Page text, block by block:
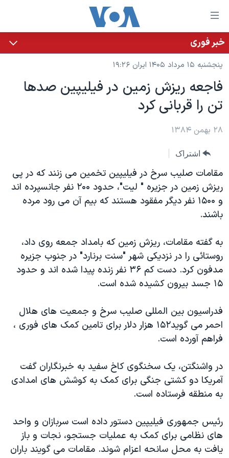
لینکهای
قابل
دسترسی
جهش
محتوای
اصلی
جهش
به
اصلی
جهش
به
جستجو
خانه
نسخه سبک وب‌سایت
موضوع ها
ایران
آمریکا
گزیده‌ها
ویژه برنامه‌ها
فرهنگ و زندگی
حقوق شهروندی
اقتصادی
اسرائیل در جنگ
گالری عکس
برنامه های تلویزیونی
جدول برنامه ها
صفحه‌های ویژه
عملیات خشم حماسی
۲۵۰سالگی آمریکا
مستندها
انتخابات ریاست جمهوری آمریکا ۲۰۲۴
حمله جمهوری اسلامی به اسرائیل
ورزش زنان در ایران
اعتراضات زن، زندگی، آزادی
تریبونال مردمی آبان ۹۸
دادگاه حمید نوری
قانون شفافیت دارائی کادر رهبری ایران
اعتراضات مردمی آبان ۹۸
پخش رادیویی
یادگیری زبان انگلیسی
دنبال کنید
زبانهای مختلف
خبر فوری
پنجشنبه ۱۵ مرداد ۱۴۰۵ ایران ۱۹:۲۶
فاجعه ريزش زمين در فيليپين صدها
تن را قربانی کرد
۲۸ بهمن ۱۳۸۴
اشتراک
مقامات صليب سرخ در فيليپين تخمين می زنند که در پی
ريزش زمين در جزيره " ليت"، حدود ۲۰۰ نفر جانسپرده اند
و ۱۵۰۰ نفر ديگر مفقود هستند که بيم آن می رود مرده
باشند.
به گفته مقامات، ريزش زمين که بامداد جمعه روی داد،
روستائی را در نزديکی شهر "سنت برنارد" در جنوب جزيره
مدفون کرد. دست کم ۳۶ نفر زنده پيدا شده اند و حدود
۱۵ جسد بيرون کشيده شده است.
فدراسيون بين المللی صليب سرخ و جمعيت های هلال
احمر می گويد۱۵۲ هزار دلار برای تامين کمک های فوری ،
فراهم آورده است.
در واشنگتن، يک سخنگوی کاخ سفيد به خبرنگاران گفت
آمريکا دو کشتی جنگی برای کمک به کوشش های امدادی
به منطقه فرستاده است.
رئيس جمهوری فيليپين دستور داده است سربازان و واحد
های نظامی برای کمک به عمليات جستجو، نجات و باز
يافت به محل سانحه اعزام شوند. مقامات می گويند باران